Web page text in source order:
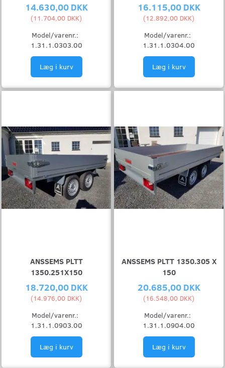
14.630,00 DKK
(11.704,00 DKK)
Model/varenr.:
1.31.1.0303.00
Læg i kurv
16.115,00 DKK
(12.892,00 DKK)
Model/varenr.:
1.31.1.0304.00
Læg i kurv
ANSSEMS PLTT
1350.251X150
18.720,00 DKK
(14.976,00 DKK)
Model/varenr.:
1.31.1.0903.00
Læg i kurv
ANSSEMS PLTT 1350.305 X
150
20.685,00 DKK
(16.548,00 DKK)
Model/varenr.:
1.31.1.0904.00
Læg i kurv